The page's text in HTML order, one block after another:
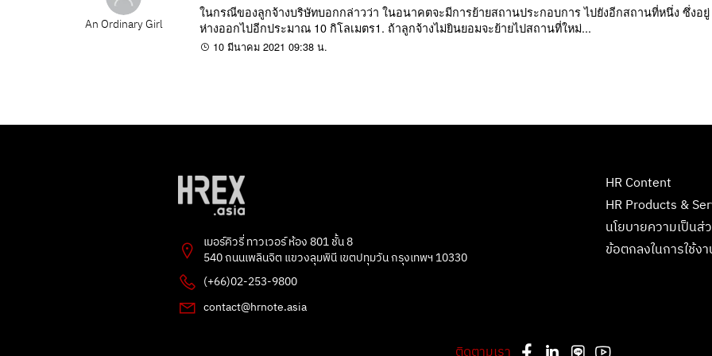
An Ordinary Girl
ในกรณีของลูกจ้างบริษัทบอกกล่าวว่า ในอนาคตจะมีการย้ายสถานประกอบการ ไปยังอีกสถานที่หนึ่ง ซึ่งอยู่
ห่างออกไปอีกประมาณ 10 กิโลเมตร1. ถ้าลูกจ้างไม่ยินยอมจะย้ายไปสถานที่ใหม่...
10 มีนาคม 2021 09:38 น.
เมอร์คิวรี่ ทาวเวอร์ ห้อง 801 ชั้น 8
540 ถนนเพลินจิต แขวงลุมพินี เขตปทุมวัน กรุงเทพฯ 10330
(+66)02-253-9800
contact@hrnote.asia
HR Content
HR Products &
นโยบายความเป็นส่
ข้อตกลงในการใช้ง